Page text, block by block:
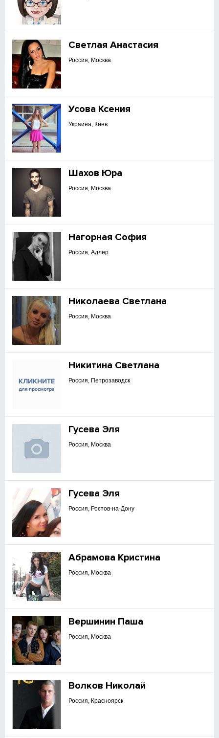
Светлая Анастасия
Россия, Москва
Усова Ксения
Украина, Киев
Шахов Юра
Россия, Москва
Нагорная София
Россия, Адлер
Николаева Светлана
Россия, Москва
Никитина Светлана
Россия, Петрозаводск
Гусева Эля
Россия, Москва
Гусева Эля
Россия, Ростов-на-Дону
Абрамова Кристина
Россия, Москва
Вершинин Паша
Россия, Москва
Волков Николай
Россия, Красноярск